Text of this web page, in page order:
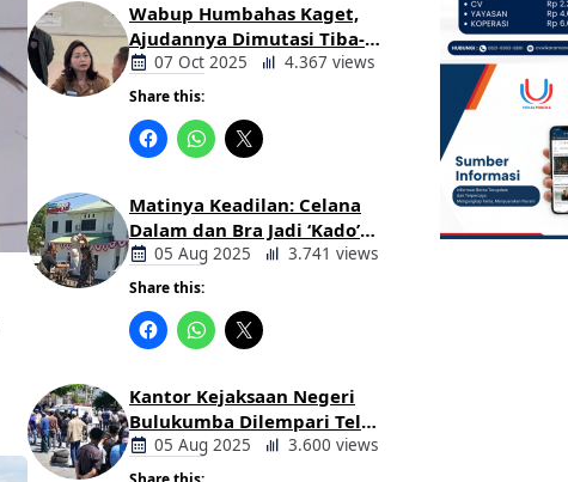
Wabup Humbahas Kaget,
Ajudannya Dimutasi Tiba-
tiba Tanpa Alasan Oleh
Bupati
07 Oct 2025 4.367 views
Share this:
Matinya Keadilan: Celana
Dalam dan Bra Jadi ‘Kado’
untuk Kajari Bulukumba
05 Aug 2025 3.741 views
Share this:
Kantor Kejaksaan Negeri
Bulukumba Dilempari Telur
dan Kotoran Sapi, Keluarga
Korban Lakalantas Tuntut
05 Aug 2025 3.600 views